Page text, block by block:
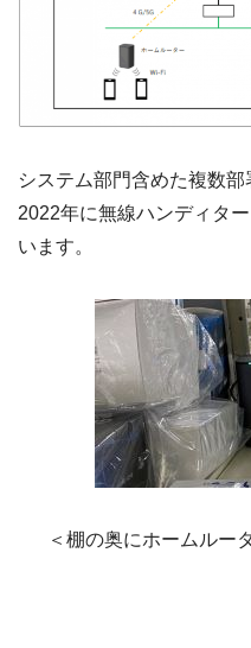
システム部門含めた複数部
2022年に無線ハンディタ
います。
＜棚の奥にホームルー